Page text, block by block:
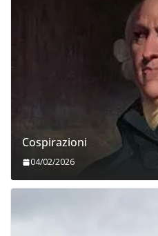
Cospirazioni
04/02/2026